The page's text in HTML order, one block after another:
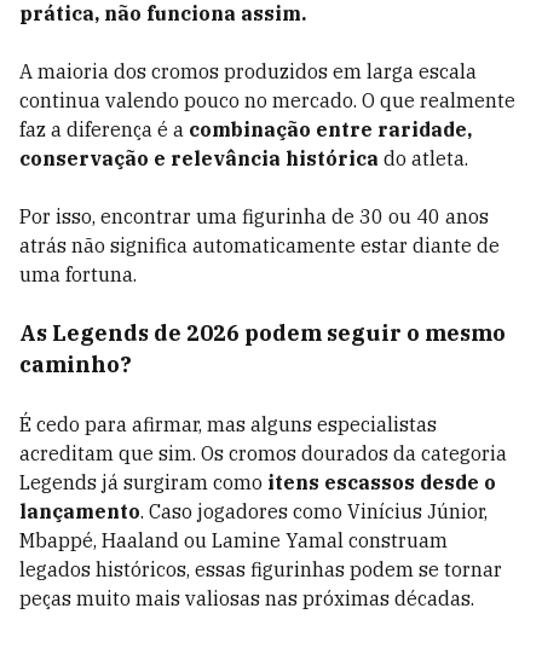
prática, não funciona assim.
A maioria dos cromos produzidos em larga escala
continua valendo pouco no mercado. O que realmente
faz a diferença é a combinação entre raridade,
conservação e relevância histórica do atleta.
Por isso, encontrar uma figurinha de 30 ou 40 anos
atrás não significa automaticamente estar diante de
uma fortuna.
As Legends de 2026 podem seguir o mesmo
caminho?
É cedo para afirmar, mas alguns especialistas
acreditam que sim. Os cromos dourados da categoria
Legends já surgiram como itens escassos desde o
lançamento. Caso jogadores como Vinícius Júnior,
Mbappé, Haaland ou Lamine Yamal construam
legados históricos, essas figurinhas podem se tornar
peças muito mais valiosas nas próximas décadas.